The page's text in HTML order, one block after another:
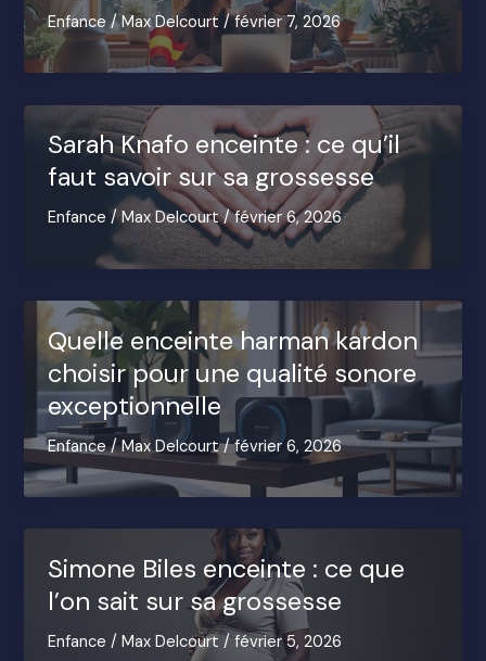
Enfance /Max Delcourt/février 7, 2026
Sarah Knafo enceinte : ce qu’il
faut savoir sur sa grossesse
Enfance /Max Delcourt/février 6, 2026
Quelle enceinte harman kardon
choisir pour une qualité sonore
exceptionnelle
Enfance/Max Delcourt/février 6, 2026
Simone Biles enceinte : ce que
l’on sait sur sa grossesse
Enfance /Max Delcourt/février 5, 2026